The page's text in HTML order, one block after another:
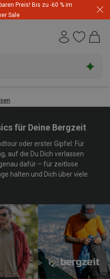
Preis! Bis zu -60 % im
Sale
für Deine Bergzeit
oder erster Gipfel: Für
auf die Du Dich verlassen
dafür – für zeitlose
halten und Dich über viele